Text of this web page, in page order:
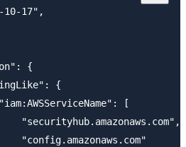
10-17",
{
{
[
"securityhub.amazonaws.com",
"config.amazonaws.com"